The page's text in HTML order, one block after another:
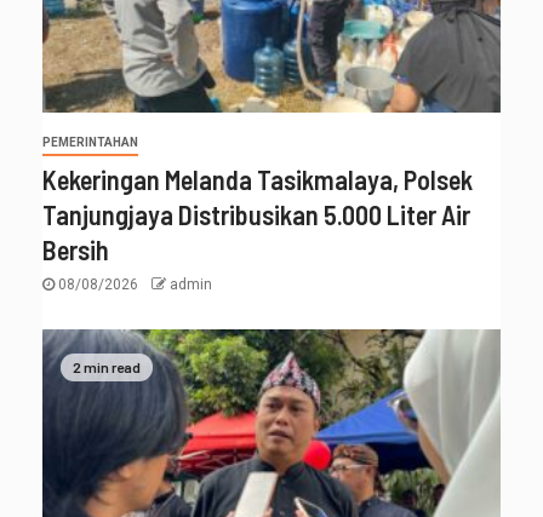
PEMERINTAHAN
Kekeringan Melanda Tasikmalaya, Polsek
Tanjungjaya Distribusikan 5.000 Liter Air
Bersih
08/08/2026 admin
2 min read